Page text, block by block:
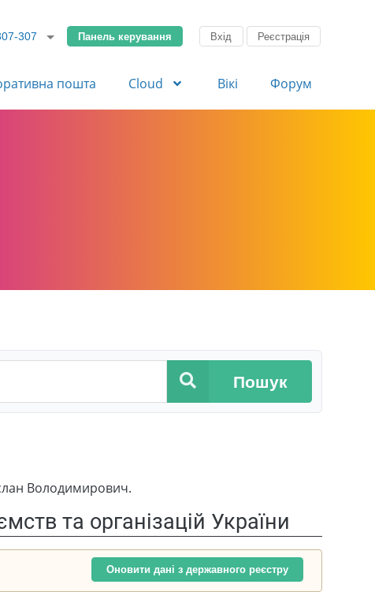
307 Панель керування Вхід Реєстрація
пошта Cloud Вікі Форум
Пошук
Володимирович.
та організацій України
Оновити дані з державного реєстру